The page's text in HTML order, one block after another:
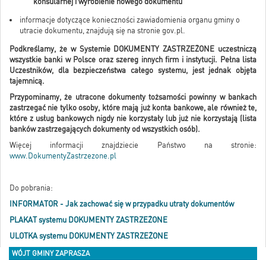
informacje dotyczące konieczności zawiadomienia organu gminy o
utracie dokumentu, znajdują się na stronie gov.pl.
Podkreślamy, że w Systemie DOKUMENTY ZASTRZEŻONE uczestniczą
wszystkie banki w Polsce oraz szereg innych firm i instytucji. Pełna lista
Uczestników, dla bezpieczeństwa całego systemu, jest jednak objęta
tajemnicą.
Przypominamy, że utracone dokumenty tożsamości powinny w bankach
zastrzegać nie tylko osoby, które mają już konta bankowe, ale również te,
które z usług bankowych nigdy nie korzystały lub już nie korzystają (lista
banków zastrzegających dokumenty od wszystkich osób).
Więcej informacji znajdziecie Państwo na stronie:
www.DokumentyZastrzezone.pl
Do pobrania:
INFORMATOR - Jak zachować się w przypadku utraty dokumentów
PLAKAT systemu DOKUMENTY ZASTRZEŻONE
ULOTKA systemu DOKUMENTY ZASTRZEŻONE
WÓJT GMINY ZAPRASZA